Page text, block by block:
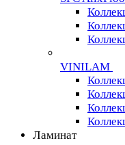
VINILAM
Ламинат